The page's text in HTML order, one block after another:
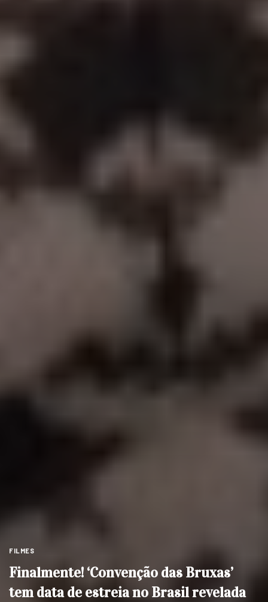
FILMES
Finalmente! ‘Convenção das Bruxas’
tem data de estreia no Brasil revelada